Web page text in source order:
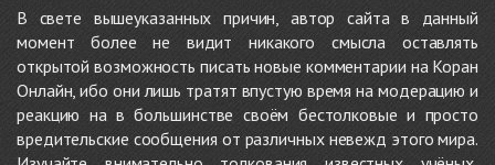
В свете вышеуказанных причин, автор сайта в данный
момент более не видит никакого смысла оставлять
открытой возможность писать новые комментарии на Коран
Онлайн, ибо они лишь тратят впустую время на модерацию и
реакцию на в большинстве своём бестолковые и просто
вредительские сообщения от различных невежд этого мира.